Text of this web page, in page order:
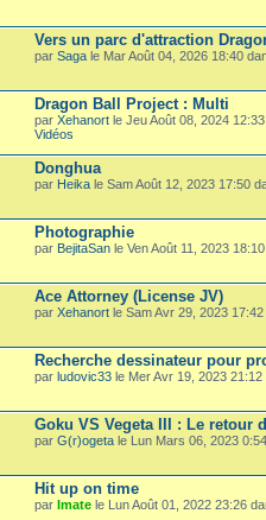
Vers un parc d'attraction
par Saga le Mar Août 04, 2026 18:40
Dragon Ball Project : Multi
par Xehanort le Jeu Août 08, 2024
Vidéos
Donghua
par Heika le Sam Août 12, 2023 17:50
Photographie
par BejitaSan le Ven Août 11, 2023
Ace Attorney (License JV)
par Xehanort le Sam Avr 29, 2023
Recherche dessinateur pour
par ludovic33 le Mer Avr 19, 2023
Goku VS Vegeta III : Le retour
par G(r)ogeta le Lun Mars 06, 2023
Hit up on time
par Imate le Lun Août 01, 2022 23:26